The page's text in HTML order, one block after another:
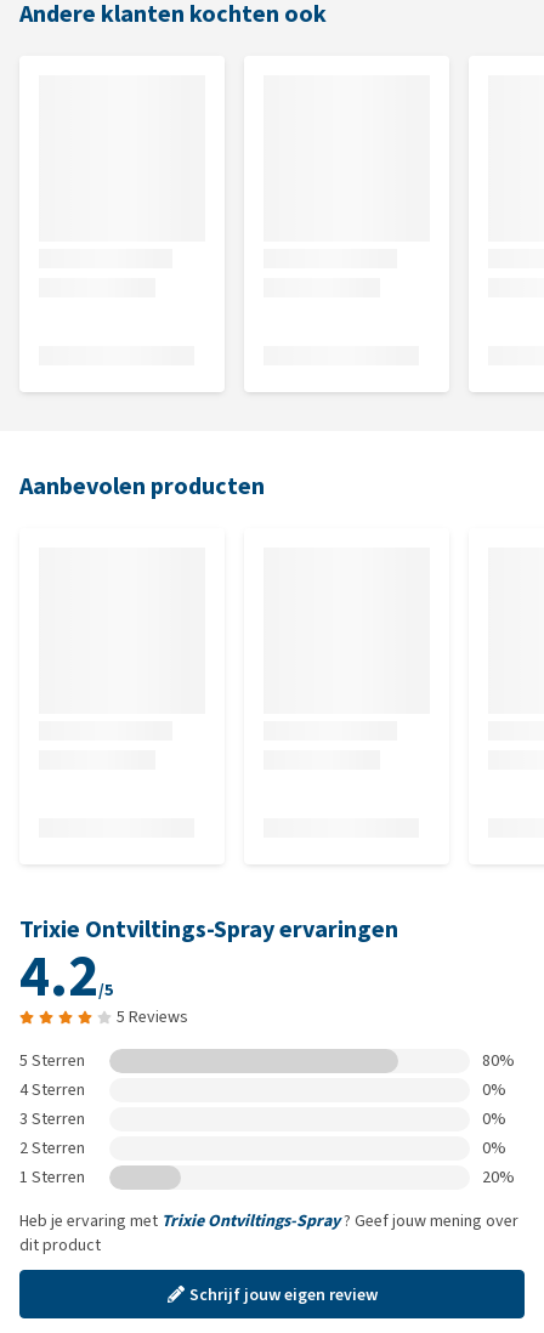
Andere klanten kochten ook
Aanbevolen producten
Trixie Ontviltings-Spray ervaringen
4.2/5
5 Reviews
5 Sterren
80%
4 Sterren
0%
3 Sterren
0%
2 Sterren
0%
1 Sterren
20%
Heb je ervaring met Trixie Ontviltings-Spray? Geef jouw mening over
dit product
Schrijf jouw eigen review